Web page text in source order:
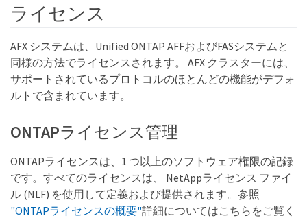
ライセンス
AFX システムは、Unified ONTAP AFFおよびFASシステムと
同様の方法でライセンスされます。 AFX クラスターには、
サポートされているプロトコルのほとんどの機能がデフォ
ルトで含まれています。
ONTAPライセンス管理
ONTAPライセンスは、1 つ以上のソフトウェア権限の記録
です。すべてのライセンスは、 NetAppライセンス ファイ
ル (NLF) を使用して定義および提供されます。参照
"ONTAPライセンスの概要"詳細についてはこちらをご覧く